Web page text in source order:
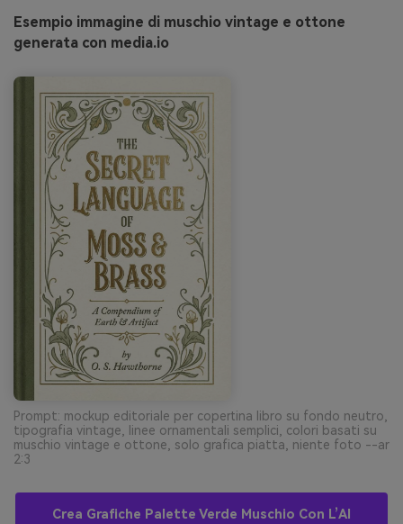
Esempio immagine di muschio vintage e ottone
generata con media.io
Prompt: mockup editoriale per copertina libro su fondo neutro,
tipografia vintage, linee ornamentali semplici, colori basati su
muschio vintage e ottone, solo grafica piatta, niente foto --ar
2:3
Crea Grafiche Palette Verde Muschio Con L’AI